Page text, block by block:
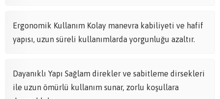
Ergonomik Kullanım Kolay manevra kabiliyeti ve hafif
yapısı, uzun süreli kullanımlarda yorgunluğu azaltır.
Dayanıklı Yapı Sağlam direkler ve sabitleme dirsekleri
ile uzun ömürlü kullanım sunar, zorlu koşullara